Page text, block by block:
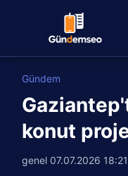
Gündem
konut
genel 07.07.2026 18:21